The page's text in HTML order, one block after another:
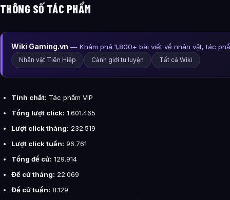
THÔNG SỐ TÁC PHẨM
Wiki Gaming.vn — Khám phá 1,800+ bài viết về nhân vật, tác
Nhân vật Tiên Hiệp Cảnh giới tu luyện Tất cả Wiki
Tính chất: Tác phẩm VIP
Tổng lượt click: 1.601.465
Lượt click tháng: 232.519
Lượt click tuần: 96.761
Tổng đề cử: 129.914
Đề cử tháng: 22.069
Đề cử tuần: 8.129